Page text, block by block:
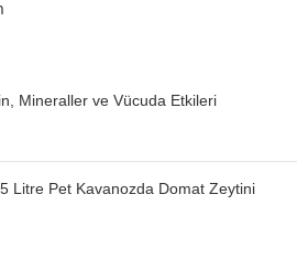
Mineraller ve Vücuda Etkileri
Litre Pet Kavanozda Domat Zeytini